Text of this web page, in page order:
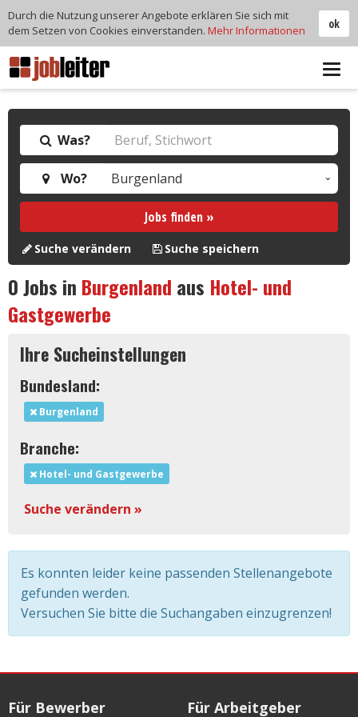
Was?
Wo?
Jobs finden »
Suche verändern Suche speichern
0Jobs in Burgenland aus Hotel- und
Gastgewerbe
Ihre Sucheinstellungen
Bundesland:
Burgenland
Branche:
Hotel- und Gastgewerbe
Suche verändern »
Es konnten leider keine passenden Stellenangebote
gefunden werden.
Versuchen Sie bitte die Suchangaben einzugrenzen!
Für Bewerber Für Arbeitgeber
ok
Durch die Nutzung unserer Angebote erklären Sie sich mit
dem Setzen von Cookies einverstanden. Mehr Informationen